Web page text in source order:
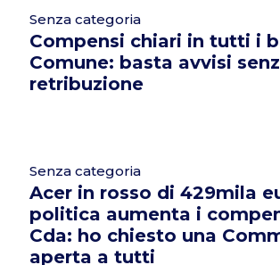
Senza categoria
Compensi chiari in tutti i
Comune: basta avvisi
retribuzione
Senza categoria
Acer in rosso di 429mila
politica aumenta i
Cda: ho chiesto una
aperta a tutti